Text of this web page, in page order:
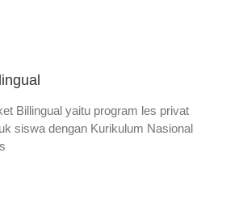
Billingual yaitu program les privat
siswa dengan Kurikulum Nasional